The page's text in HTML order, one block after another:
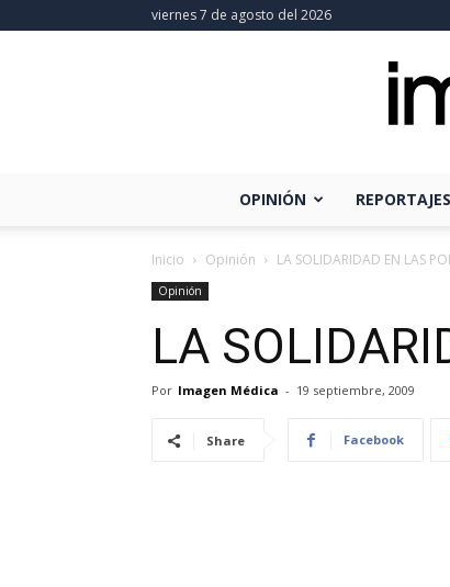
viernes 7 de agosto del 2026
OPINIÓN REPORTAJES
Inicio Opinión LA SOLIDARIDAD EN LAS
Opinión
LA
Por Imagen Médica - 19 septiembre, 2009
Share Facebook